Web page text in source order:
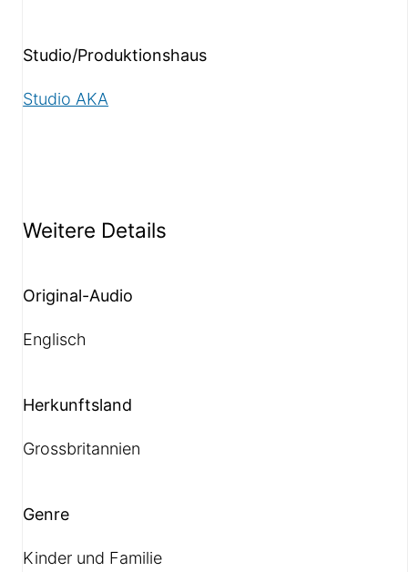
Studio/Produktionshaus
Studio AKA
Weitere Details
Original-Audio
Englisch
Herkunftsland
Grossbritannien
Genre
Kinder und Familie